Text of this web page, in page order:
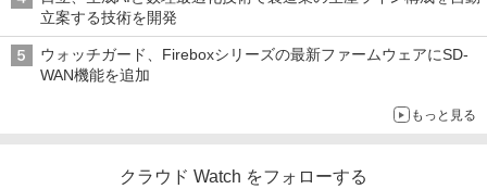
立案する技術を開発
ウォッチガード、Fireboxシリーズの最新ファームウェアにSD-
WAN機能を追加
もっと見る
クラウド Watch をフォローする